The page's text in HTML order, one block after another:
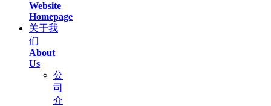
Website
Homepage
关于我
们
About
Us
公
司
介